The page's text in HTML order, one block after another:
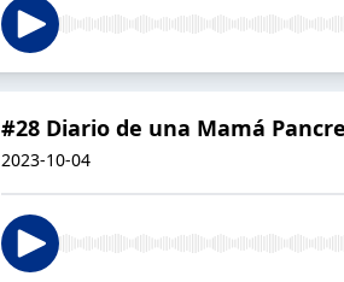
#28 Diario de una Mamá
2023-10-04